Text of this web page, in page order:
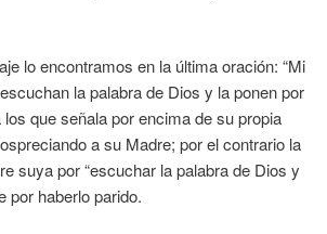
lo encontramos en la última oración: “Mi
la palabra de Dios y la ponen por
que señala por encima de su propia
a su Madre; por el contrario la
suya por “escuchar la palabra de Dios y
por haberlo parido.